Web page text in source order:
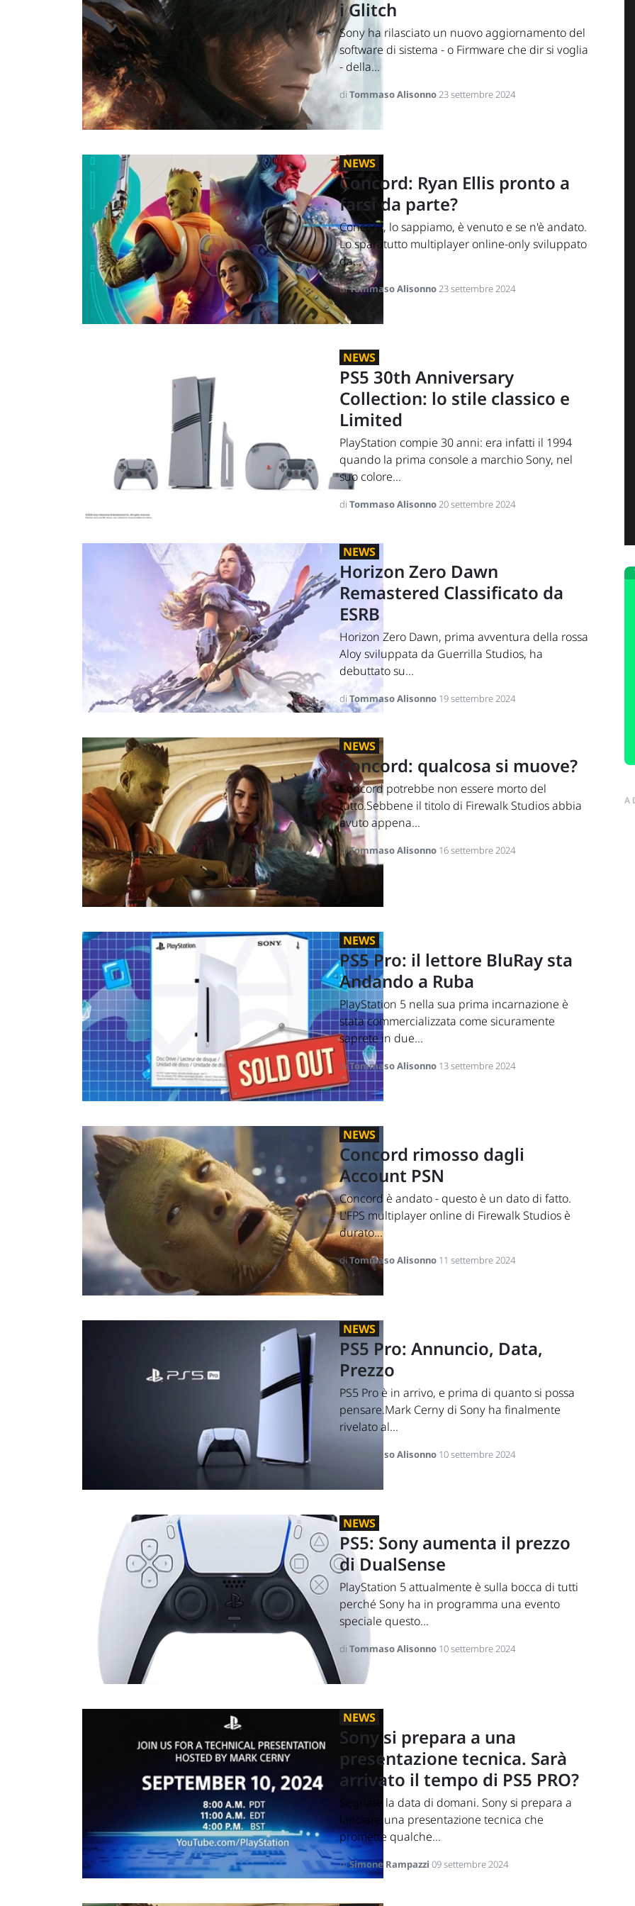
i Glitch
Sony ha rilasciato un nuovo aggiornamento del
software di sistema - o Firmware che dir si voglia
- della...
di Tommaso Alisonno23 settembre 2024
NEWS
Concord: Ryan Ellis pronto a
farsi da parte?
Concord, lo sappiamo, è venuto e se n'è andato.
Lo sparatutto multiplayer online-only sviluppato
da...
diTommaso Alisonno23 settembre 2024
NEWS
PS5 30th Anniversary
Collection: lo stile classico e
Limited
PlayStation compie 30 anni: era infatti il 1994
quando la prima console a marchio Sony, nel
suo colore...
di Tommaso Alisonno20 settembre 2024
NEWS
Horizon Zero Dawn
Remastered Classificato da
ESRB
Horizon Zero Dawn, prima avventura della rossa
Aloy sviluppata da Guerrilla Studios, ha
debuttato su...
di Tommaso Alisonno 19 settembre 2024
NEWS
Concord: qualcosa si muove?
Concord potrebbe non essere morto del
tutto.Sebbene il titolo di Firewalk Studios abbia
avuto appena...
diTommaso Alisonno 16 settembre 2024
NEWS
PS5 Pro: il lettore BluRay sta
Andando a Ruba
PlayStation 5 nella sua prima incarnazione è
stata commercializzata come sicuramente
saprete in due...
diTommaso Alisonno 13 settembre 2024
NEWS
Concord rimosso dagli
Account PSN
Concord è andato - questo è un dato di fatto.
L'FPS multiplayer online di Firewalk Studios è
durato...
diTommaso Alisonno 11 settembre 2024
NEWS
PS5 Pro: Annuncio, Data,
Prezzo
PS5 Pro è in arrivo, e prima di quanto si possa
pensare.Mark Cerny di Sony ha finalmente
rivelato al...
Tommaso Alisonno 10 settembre 2024
NEWS
PS5: Sony aumenta il prezzo
di DualSense
PlayStation 5 attualmente è sulla bocca di tutti
perché Sony ha in programma una evento
speciale questo...
di Tommaso Alisonno 10 settembre 2024
NEWS
Sony si prepara a una
presentazione tecnica. Sarà
arrivato il tempo di PS5 PRO?
Segnate la data di domani. Sony si prepara a
lanciare una presentazione tecnica che
promette qualche...
diSimone Rampazzi 09 settembre 2024